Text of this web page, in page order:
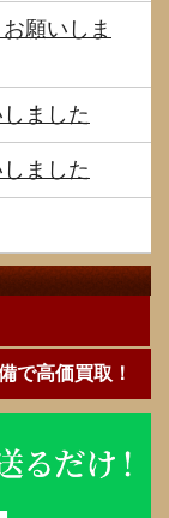
願いしま
ました
ました
で高価買取！